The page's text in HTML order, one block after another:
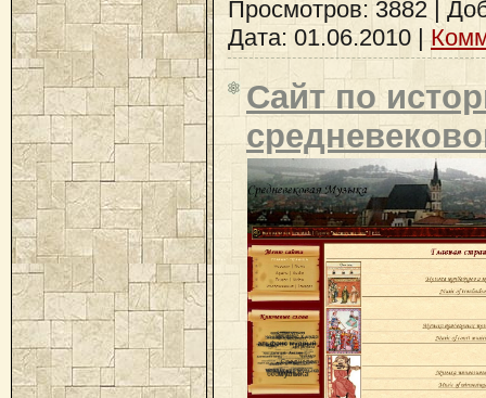
Просмотров: 3882 |
Дата: 01.06.2010
Сайт по